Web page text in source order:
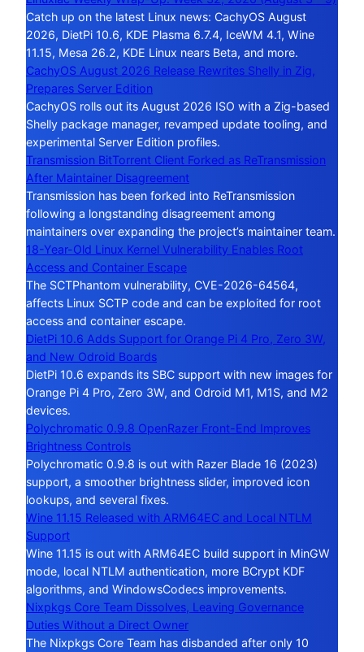
Catch up on the latest Linux news: CachyOS August
2026, DietPi 10.6, KDE Plasma 6.7.4, IceWM 4.1, Wine
11.15, Mesa 26.2, KDE Linux nears Beta, and more.
CachyOS August 2026 Release Rewrites Shelly in Zig,
Prepares Server Edition
CachyOS rolls out its August 2026 ISO with a Zig-based
Shelly package manager, revamped update tooling, and
experimental Server Edition profiles.
Transmission BitTorrent Client Forked as ReTransmission
After Maintainer Disagreement
Transmission has been forked into ReTransmission
following a longstanding disagreement among
maintainers over expanding the project’s maintainer team.
18-Year-Old Linux Kernel Vulnerability Enables Root
Access and Container Escape
The SCTPhantom vulnerability, CVE-2026-64564,
affects Linux SCTP code and can be exploited for root
access and container escape.
DietPi 10.6 Adds Support for Orange Pi 4 Pro, Zero 3W,
and New Odroid Boards
DietPi 10.6 expands its SBC support with new images for
Orange Pi 4 Pro, Zero 3W, and Odroid M1, M1S, and M2
devices.
Polychromatic 0.9.8 OpenRazer Front-End Improves
Brightness Controls
Polychromatic 0.9.8 is out with Razer Blade 16 (2023)
support, a smoother brightness slider, improved icon
lookups, and several fixes.
Wine 11.15 Released with ARM64EC and Local NTLM
Support
Wine 11.15 is out with ARM64EC build support in MinGW
mode, local NTLM authentication, more BCrypt KDF
algorithms, and WindowsCodecs improvements.
Nixpkgs Core Team Dissolves, Leaving Governance
Duties Without a Direct Owner
The Nixpkgs Core Team has disbanded after only 10